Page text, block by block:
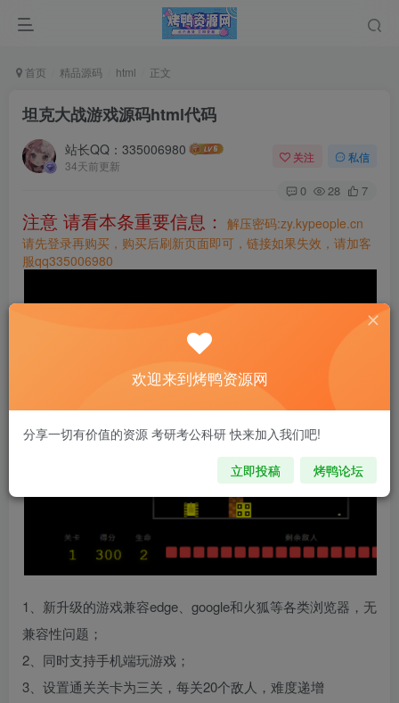
首页 精品源码 html 正文
坦克大战游戏源码html代码
站长QQ：335006980
34天前更新
关注 私信
0 28 7
注意 请看本条重要信息：
解压密码:zy.kypeople.cn
请先登录再购买，购买后刷新页面即可，链接如果失效，请加客
服qq335006980
1、新升级的游戏兼容edge、google和火狐等各类浏览器，无
兼容性问题；
2、同时支持手机端玩游戏；
3、设置通关关卡为三关，每关20个敌人，难度递增
欢迎来到烤鸭资源网
分享一切有价值的资源 考研考公科研 快来加入我们吧!
立即投稿 烤鸭论坛